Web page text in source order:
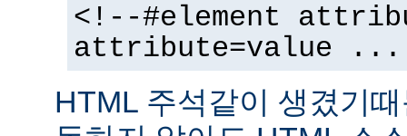
<!--#element
attribute=value
HTML 주석같이 생겼기